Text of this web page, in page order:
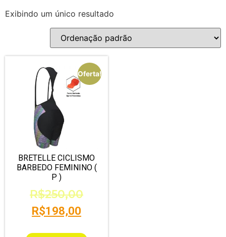
Exibindo um único resultado
Oferta!
BRETELLE CICLISMO
BARBEDO FEMININO (
P )
R$250,00
R$198,00